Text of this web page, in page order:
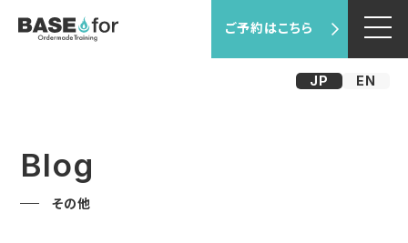
ご予約はこちら
JP EN
Blog
その他